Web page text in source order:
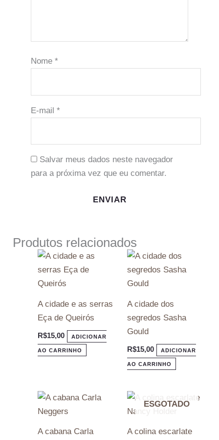
Nome *
E-mail *
Salvar meus dados neste navegador
para a próxima vez que eu comentar.
Produtos relacionados
A cidade e as serras
Eça de Queirós
R$15,00 ADICIONAR
AO CARRINHO
A cidade dos
segredos Sasha
Gould
R$15,00 ADICIONAR
AO CARRINHO
A cabana Carla
ESGOTADO
A colina escarlate